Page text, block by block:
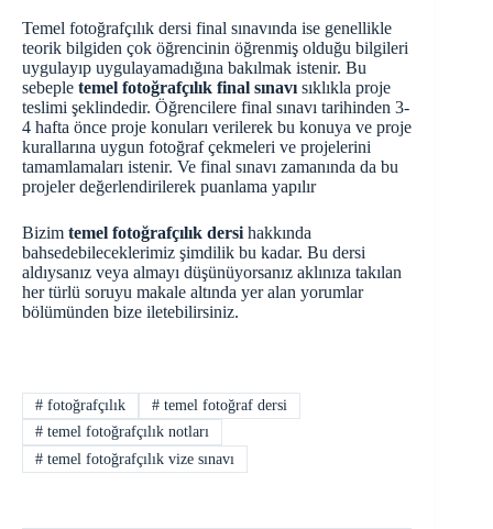
Temel fotoğrafçılık dersi final sınavında ise genellikle
teorik bilgiden çok öğrencinin öğrenmiş olduğu bilgileri
uygulayıp uygulayamadığına bakılmak istenir. Bu
sebeple temel fotoğrafçılık final sınavı sıklıkla proje
teslimi şeklindedir. Öğrencilere final sınavı tarihinden 3-
4 hafta önce proje konuları verilerek bu konuya ve proje
kurallarına uygun fotoğraf çekmeleri ve projelerini
tamamlamaları istenir. Ve final sınavı zamanında da bu
projeler değerlendirilerek puanlama yapılır
Bizim temel fotoğrafçılık dersi hakkında
bahsedebileceklerimiz şimdilik bu kadar. Bu dersi
aldıysanız veya almayı düşünüyorsanız aklınıza takılan
her türlü soruyu makale altında yer alan yorumlar
bölümünden bize iletebilirsiniz.
#fotoğrafçılık #temel fotoğraf dersi
#temel fotoğrafçılık notları
#temel fotoğrafçılık vize sınavı